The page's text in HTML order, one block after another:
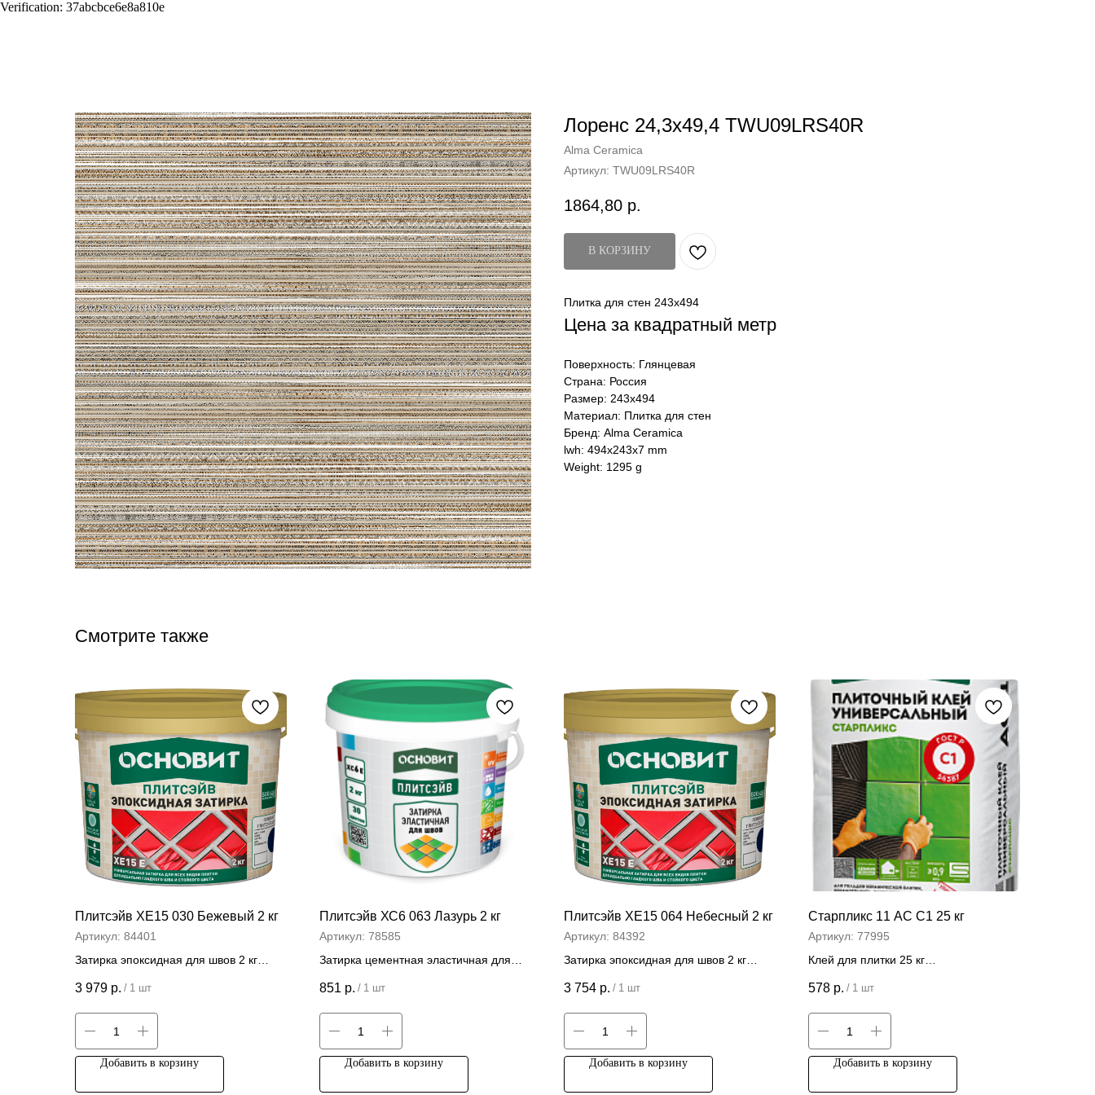
Verification: 37abcbce6e8a810e
Лоренс 24,3x49,4 TWU09LRS40R
Alma Ceramica
Артикул: TWU09LRS40R
1864,80 р.
В КОРЗИНУ
Плитка для стен 243x494
Цена за квадратный метр
Поверхность: Глянцевая
Страна: Россия
Размер: 243x494
Материал: Плитка для стен
Бренд: Alma Ceramica
lwh: 494x243x7 mm
Weight: 1295 g
Смотрите также
Плитсэйв ХЕ15 030 Бежевый 2 кг
Артикул: 84401
Затирка эпоксидная для швов 2 кг
Цена за штуку
3 979 р. / 1 шт
Добавить в корзину
Плитсэйв ХС6 063 Лазурь 2 кг
Артикул: 78585
Затирка цементная эластичная для
Цена за штуку
851 р. / 1 шт
Добавить в корзину
Плитсэйв ХЕ15 064 Небесный 2 кг
Артикул: 84392
Затирка эпоксидная для швов 2 кг
Цена за штуку
3 754 р. / 1 шт
Добавить в корзину
Старпликс 11 АС C1 25 кг
Артикул: 77995
Клей для плитки 25 кг
Цена за штуку
578 р. / 1 шт
Добавить в корзину